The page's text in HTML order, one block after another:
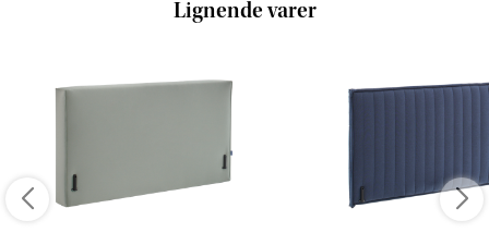
Lignende varer